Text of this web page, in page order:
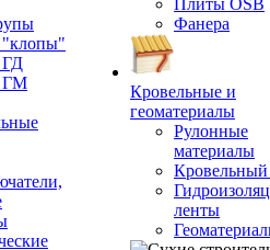
"клопы"
ГД
ГМ
Плиты OSB
Фанера
Кровельные и
геоматериалы
Рулонные
материалы
ленты